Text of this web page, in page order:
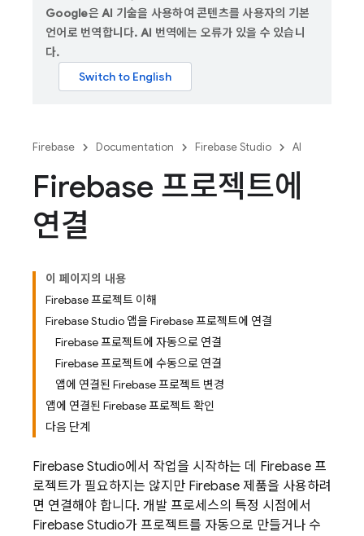
Google은 AI 기술을 사용하여 콘텐츠를 사용자의 기본
언어로 번역합니다. AI 번역에는 오류가 있을 수 있습니
다.
Firebase Documentation Firebase Studio AI
Firebase 프로젝트에
연결
이 페이지의 내용
Firebase 프로젝트 이해
Firebase Studio 앱을 Firebase 프로젝트에 연결
Firebase 프로젝트에 자동으로 연결
Firebase 프로젝트에 수동으로 연결
앱에 연결된 Firebase 프로젝트 변경
앱에 연결된 Firebase 프로젝트 확인
다음 단계
Firebase Studio에서 작업을 시작하는 데 Firebase 프
로젝트가 필요하지는 않지만 Firebase 제품을 사용하려
면 연결해야 합니다. 개발 프로세스의 특정 시점에서
Firebase Studio가 프로젝트를 자동으로 만들거나 수